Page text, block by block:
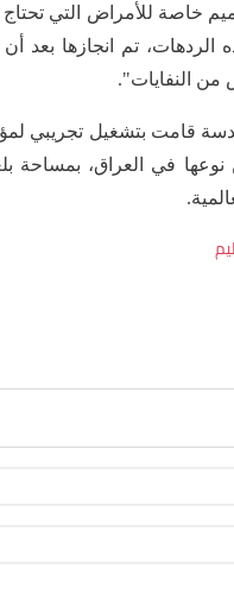
للأمراض التي تحتاج
الردهات، تم انجازها
النفايات".
قامت بتشغيل تجريبي